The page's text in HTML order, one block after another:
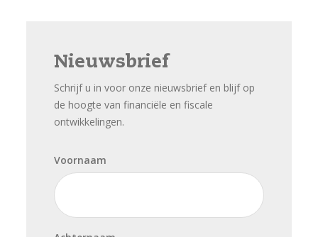
Nieuwsbrief
Schrijf u in voor onze nieuwsbrief en blijf op
de hoogte van financiële en fiscale
ontwikkelingen.
Voornaam